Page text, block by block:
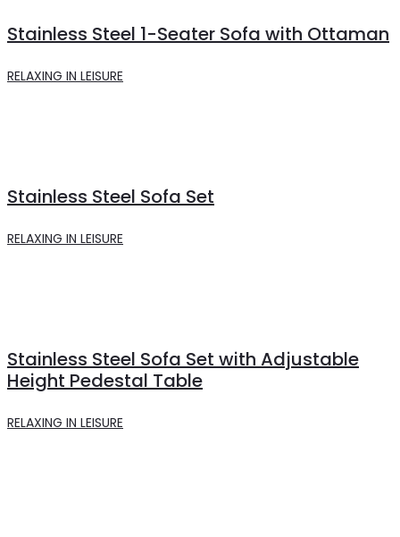
Stainless Steel 1-Seater Sofa with Ottaman
RELAXING IN LEISURE
Stainless Steel Sofa Set
RELAXING IN LEISURE
Stainless Steel Sofa Set with Adjustable
Height Pedestal Table
RELAXING IN LEISURE